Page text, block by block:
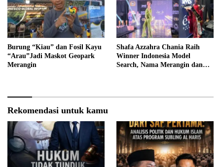
Burung “Kiau” dan Fosil Kayu
“Arau”Jadi Maskot Geopark
Merangin
Shafa Azzahra Chania Raih
Winner Indonesia Model
Search, Nama Merangin dan
Rekomendasi untuk kamu